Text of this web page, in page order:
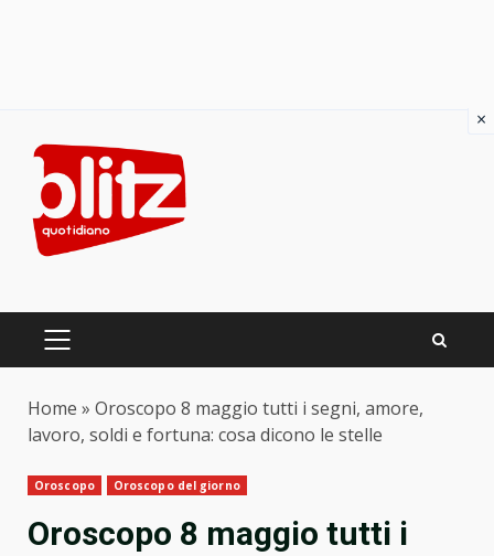
content
PRIMARY
Home » Oroscopo 8 maggio tutti i segni, amore,
lavoro, soldi e fortuna: cosa dicono le stelle
Oroscopo Oroscopo del giorno
Oroscopo 8 maggio tutti i
×